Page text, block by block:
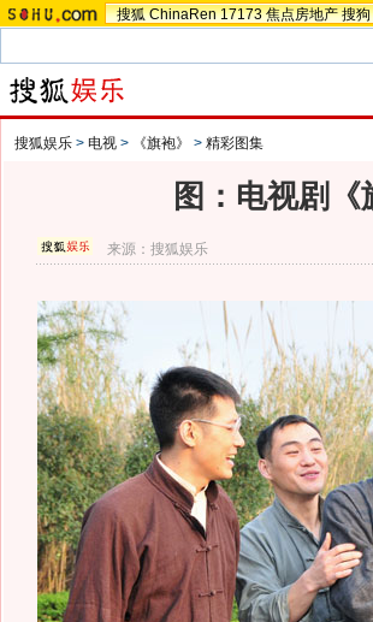
搜狐 ChinaRen 17173 焦点房地产 搜狗
搜狐娱乐 > 电视 > 《旗袍》 > 精彩图集
图：电视剧
来源：搜狐娱乐